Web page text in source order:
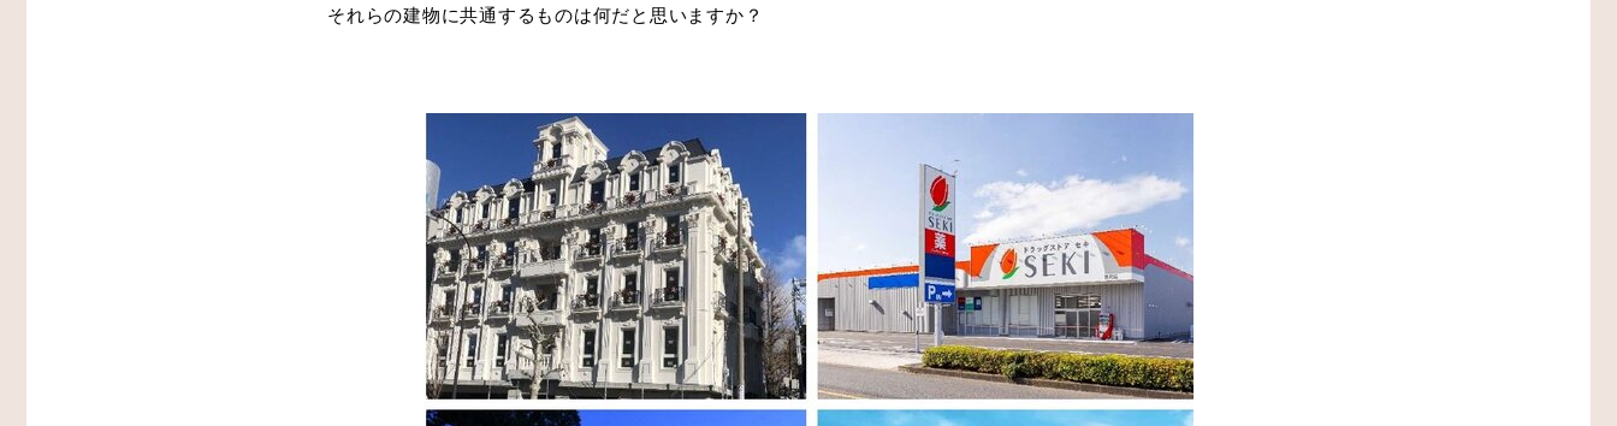
スマート倉庫
タイダウンシステム
「ロッドマン」
フレームレスエレベーター
プレカット構造材 NLTコンテナ
それらの建物に共通するものは何だと思いますか？